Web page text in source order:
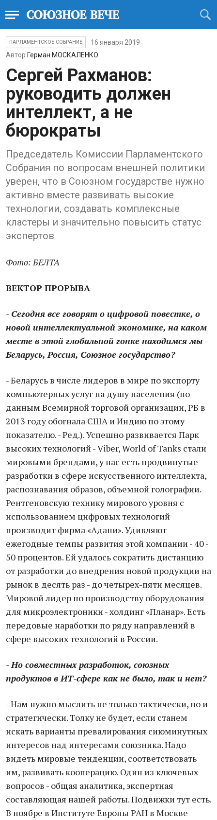
ПАРЛАМЕНТСКОЕ СОБРАНИЕ
16 января 2019
Автор Герман МОСКАЛЕНКО
Сергей Рахманов:
руководить должен
интеллект, а не
бюрократы
Председатель Комиссии Парламентского
Собрания по вопросам внешней политики
уверен, что в Союзном государстве нужно
активно вместе развивать высокие
технологии, создавать комплексные
кластеры и значительно повысить статус
экспертов
Фото: БЕЛТА
ВЕКТОР ПРОРЫВА
- Сегодня все говорят о цифровой повестке, о
новой интеллектуальной экономике, на каком
месте в этой глобальной гонке находимся мы -
Беларусь, Россия, Союзное государство?
- Беларусь в числе лидеров в мире по экспорту
компьютерных услуг на душу населения (по
данным Всемирной торговой организации, РБ в
2013 году обогнала США и Индию по этому
показателю. - Ред.). Успешно развивается Парк
высоких технологий - Viber, World of Tanks стали
мировыми брендами, у нас есть продвинутые
разработки в сфере искусственного интеллекта,
распознавания образов, объемной голографии.
Рентгеновскую технику мирового уровня с
использованием цифровых технологий
производит фирма «Адани». Удивляют
ежегодные темпы развития этой компании - 40 -
50 процентов. Ей удалось сократить дистанцию
от разработки до внедрения новой продукции на
рынок в десять раз - до четырех-пяти месяцев.
Мировой лидер по производству оборудования
для микроэлектроники - холдинг «Планар». Есть
передовые наработки по ряду направлений в
сфере высоких технологий в России.
- Но совместных разработок, союзных
продуктов в ИТ-сфере как не было, так и нет?
- Нам нужно мыслить не только тактически, но и
стратегически. Толку не будет, если станем
искать варианты превалирования сиюминутных
интересов над интересами союзника. Надо
видеть мировые тенденции, соответствовать
им, развивать кооперацию. Один из ключевых
вопросов - общая аналитика, экспертная
составляющая нашей работы. Подвижки тут есть.
В ноябре в Институте Европы РАН в Москве